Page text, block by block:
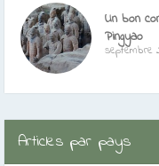
Un bon
Pingyao
septembre
Articles par pays